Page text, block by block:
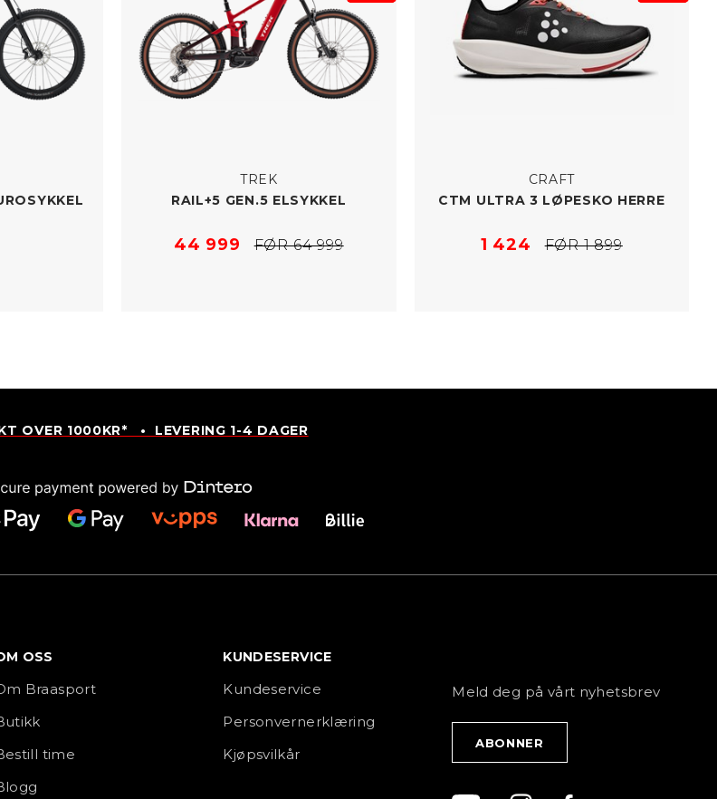
TREK
RAIL+5 GEN.5 ELSYKKEL
44 999 FØR 64 999
CRAFT
CTM ULTRA 3 LØPESKO HERRE
1 424 FØR 1 899
OVER 1000KR* • LEVERING 1-4 DAGER
OSS
Braasport
time
KUNDESERVICE
Kundeservice
Personvernerklæring
Kjøpsvilkår
Meld deg på vårt nyhetsbrev